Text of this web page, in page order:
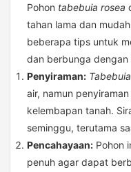
Pohon tabebuia rosea
tahan lama dan
beberapa tips untuk
dan berbunga dengan
Penyiraman:
air, namun
kelembapan tanah.
seminggu, terutama
Pencahayaan: Pohon
penuh agar dapat